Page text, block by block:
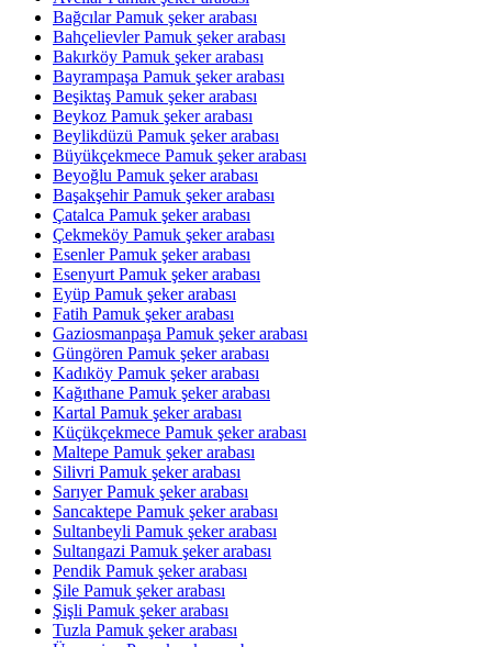
Bağcılar Pamuk şeker arabası
Bahçelievler Pamuk şeker arabası
Bakırköy Pamuk şeker arabası
Bayrampaşa Pamuk şeker arabası
Beşiktaş Pamuk şeker arabası
Beykoz Pamuk şeker arabası
Beylikdüzü Pamuk şeker arabası
Büyükçekmece Pamuk şeker arabası
Beyoğlu Pamuk şeker arabası
Başakşehir Pamuk şeker arabası
Çatalca Pamuk şeker arabası
Çekmeköy Pamuk şeker arabası
Esenler Pamuk şeker arabası
Esenyurt Pamuk şeker arabası
Eyüp Pamuk şeker arabası
Fatih Pamuk şeker arabası
Gaziosmanpaşa Pamuk şeker arabası
Güngören Pamuk şeker arabası
Kadıköy Pamuk şeker arabası
Kağıthane Pamuk şeker arabası
Kartal Pamuk şeker arabası
Küçükçekmece Pamuk şeker arabası
Maltepe Pamuk şeker arabası
Silivri Pamuk şeker arabası
Sarıyer Pamuk şeker arabası
Sancaktepe Pamuk şeker arabası
Sultanbeyli Pamuk şeker arabası
Sultangazi Pamuk şeker arabası
Pendik Pamuk şeker arabası
Şile Pamuk şeker arabası
Şişli Pamuk şeker arabası
Tuzla Pamuk şeker arabası